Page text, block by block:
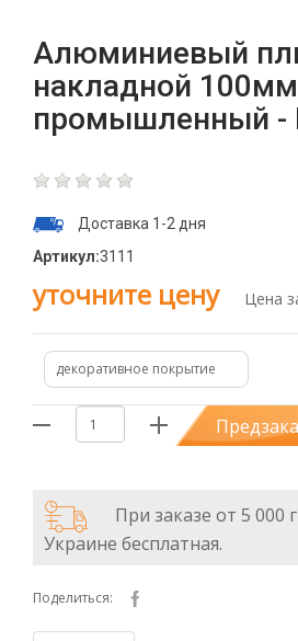
Алюминиевый
накладной
промышленный -
Доставка 1-2 дня
Артикул:3111
уточните цену Цена
декоративное покрытие
При заказе от 5 000
Украине бесплатная.
Поделиться: